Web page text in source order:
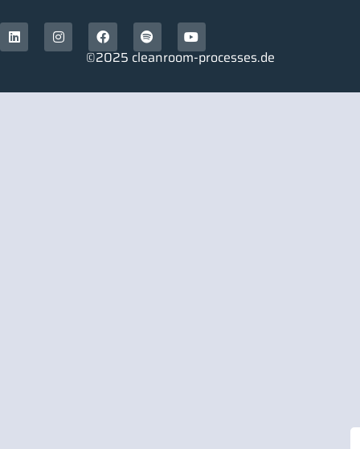
©2025 cleanroom-processes.de